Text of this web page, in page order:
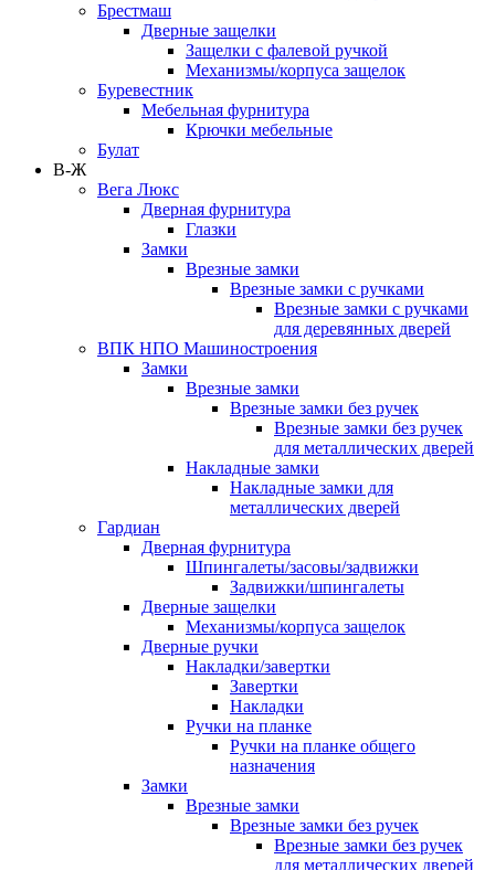
Брестмаш
Дверные защелки
Защелки с фалевой ручкой
Механизмы/корпуса защелок
Буревестник
Мебельная фурнитура
Крючки мебельные
Булат
В-Ж
Вега Люкс
Дверная фурнитура
Глазки
Замки
Врезные замки
Врезные замки с ручками
Врезные замки с ручками
для деревянных дверей
ВПК НПО Машиностроения
Замки
Врезные замки
Врезные замки без ручек
Врезные замки без ручек
для металлических дверей
Накладные замки
Накладные замки для
металлических дверей
Гардиан
Дверная фурнитура
Шпингалеты/засовы/задвижки
Задвижки/шпингалеты
Дверные защелки
Механизмы/корпуса защелок
Дверные ручки
Накладки/завертки
Завертки
Накладки
Ручки на планке
Ручки на планке общего
назначения
Замки
Врезные замки
Врезные замки без ручек
Врезные замки без ручек
для металлических дверей